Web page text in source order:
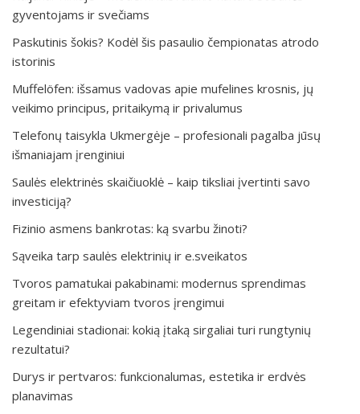
gyventojams ir svečiams
Paskutinis šokis? Kodėl šis pasaulio čempionatas atrodo
istorinis
Muffelöfen: išsamus vadovas apie mufelines krosnis, jų
veikimo principus, pritaikymą ir privalumus
Telefonų taisykla Ukmergėje – profesionali pagalba jūsų
išmaniajam įrenginiui
Saulės elektrinės skaičiuoklė – kaip tiksliai įvertinti savo
investiciją?
Fizinio asmens bankrotas: ką svarbu žinoti?
Sąveika tarp saulės elektrinių ir e.sveikatos
Tvoros pamatukai pakabinami: modernus sprendimas
greitam ir efektyviam tvoros įrengimui
Legendiniai stadionai: kokią įtaką sirgaliai turi rungtynių
rezultatui?
Durys ir pertvaros: funkcionalumas, estetika ir erdvės
planavimas